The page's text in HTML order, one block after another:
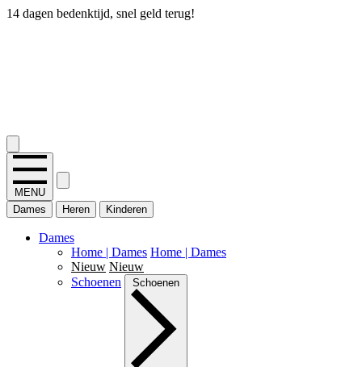
14 dagen bedenktijd, snel geld terug!
MENU
Dames
Heren Kinderen
Dames
Home | Dames Home | Dames
Nieuw Nieuw
Schoenen
Schoenen